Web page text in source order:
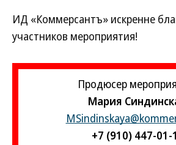
ИД «Коммерсантъ» искренне
участников мероприятия!
Продюсер
Мария
+7 (910) 447-01-